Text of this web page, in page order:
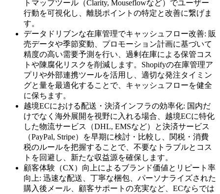
トマップツール（Clarity, Mouseflowなど）でユーザー
行動を可視化し、離脱ポイントの特定と改善に繋げま
す。
データドリブンな在庫管理でキャッシュフロー改善: 販
売データや季節変動、プロモーション計画に基づいて
精度の高い需要予測を行い、過剰在庫による保管コス
トや陳腐化リスクを削減します。Shopifyの在庫管理ア
プリや外部連携ツールを活用し、適切な発注タイミン
グと量を最適化することで、キャッシュフローを健全
に保ちます。
越境ECにおける配送・決済インフラの効率化: 国内だ
けでなく海外展開を視野に入れる場合、越境ECに特化
した物流サービス（DHL, EMSなど）と決済サービス
（PayPal, Stripe）を早期に検討・比較し、関税・消費
税のルールを把握することで、不要なトラブルとコス
トを回避し、新たな収益源を確保します。
顧客体験（CX）向上によるブランド価値とリピート率
向上: 迅速な配送、丁寧な梱包、パーソナライズされた
購入後メール、顧客サポートの充実など、ECならでは